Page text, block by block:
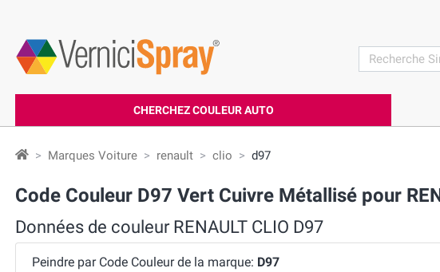
search
CHERCHEZ COULEUR AUTO
Marques Voiture renault clio d97
Code Couleur D97 Vert Cuivre Métallisé pour
Données de couleur RENAULT CLIO D97
Peindre par Code Couleur de la marque: D97